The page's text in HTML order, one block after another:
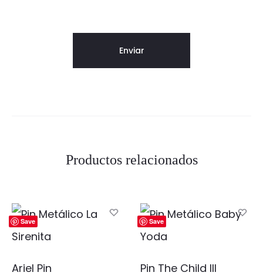
Productos relacionados
Save
Ariel Pin
Save
Pin The Child III